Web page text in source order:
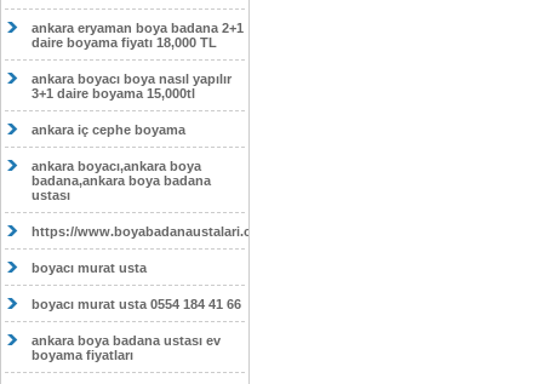
ankara eryaman boya badana 2+1
daire boyama fiyatı 18,000 TL
ankara boyacı boya nasıl yapılır
3+1 daire boyama 15,000tl
ankara iç cephe boyama
ankara boyacı,ankara boya
badana,ankara boya badana
ustası
https://www.boyabadanaustalari.com/
boyacı murat usta
boyacı murat usta 0554 184 41 66
ankara boya badana ustası ev
boyama fiyatları